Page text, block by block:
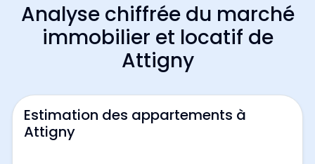
Analyse chiffrée du marché
immobilier et locatif de
Attigny
Estimation des appartements à
Attigny